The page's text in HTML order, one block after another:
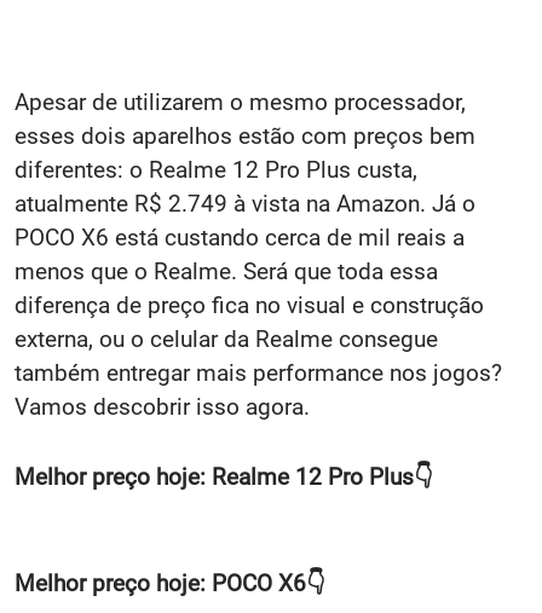
Apesar de utilizarem o mesmo processador,
esses dois aparelhos estão com preços bem
diferentes: o Realme 12 Pro Plus custa,
atualmente R$ 2.749 à vista na Amazon. Já o
POCO X6 está custando cerca de mil reais a
menos que o Realme. Será que toda essa
diferença de preço fica no visual e construção
externa, ou o celular da Realme consegue
também entregar mais performance nos jogos?
Vamos descobrir isso agora.
Melhor preço hoje: Realme 12 Pro Plus👇
Melhor preço hoje: POCO X6👇